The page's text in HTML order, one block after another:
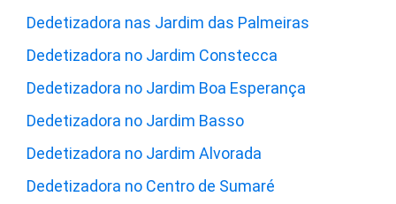
Dedetizadora nas Jardim das Palmeiras
Dedetizadora no Jardim Constecca
Dedetizadora no Jardim Boa Esperança
Dedetizadora no Jardim Basso
Dedetizadora no Jardim Alvorada
Dedetizadora no Centro de Sumaré